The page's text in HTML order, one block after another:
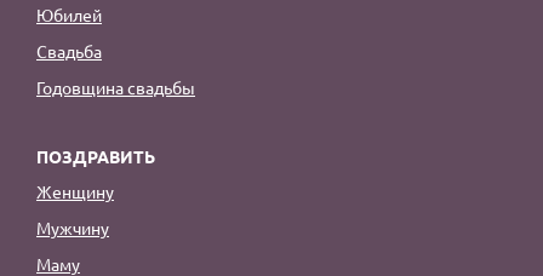
Юбилей
Свадьба
Годовщина свадьбы
ПОЗДРАВИТЬ
Женщину
Мужчину
Маму